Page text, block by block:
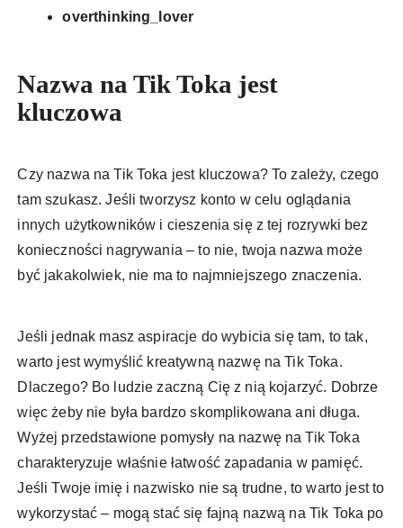
overthinking_lover
Nazwa na Tik Toka jest
kluczowa
Czy nazwa na Tik Toka jest kluczowa? To zależy, czego
tam szukasz. Jeśli tworzysz konto w celu oglądania
innych użytkowników i cieszenia się z tej rozrywki bez
konieczności nagrywania – to nie, twoja nazwa może
być jakakolwiek, nie ma to najmniejszego znaczenia.
Jeśli jednak masz aspiracje do wybicia się tam, to tak,
warto jest wymyślić kreatywną nazwę na Tik Toka.
Dlaczego? Bo ludzie zaczną Cię z nią kojarzyć. Dobrze
więc żeby nie była bardzo skomplikowana ani długa.
Wyżej przedstawione pomysły na nazwę na Tik Toka
charakteryzuje właśnie łatwość zapadania w pamięć.
Jeśli Twoje imię i nazwisko nie są trudne, to warto jest to
wykorzystać – mogą stać się fajną nazwą na Tik Toka po